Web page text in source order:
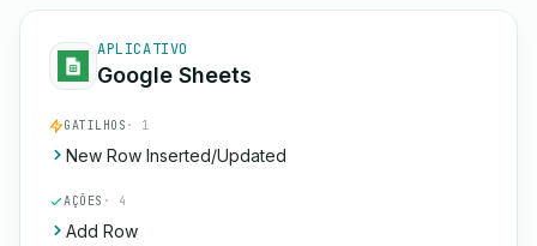
APLICATIVO
Google Sheets
GATILHOS · 1
New Row Inserted/Updated
AÇÕES · 4
Add Row